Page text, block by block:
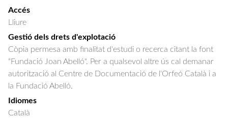
Accés
Lliure
Gestió dels drets d'explotació
Còpia permesa amb finalitat d'estudi o recerca citant la font
"Fundació Joan Abelló". Per a qualsevol altre ús cal demanar
autorització al Centre de Documentació de l'Orfeó Català i a
la Fundació Abelló.
Idiomes
Català